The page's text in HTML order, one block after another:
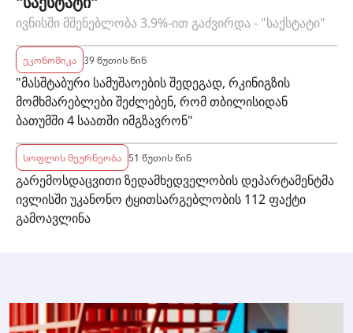
ივნისში მშენებლობა 3.9%-ით გაძვირდა - "საქსტატი"
ეკონომიკა 39 წუთის წინ
"მასშტაბური სამუშაოების შედეგად, რკინიგზის
მომხმარებლები შეძლებენ, რომ თბილისიდან
ბათუმში 4 საათში იმგზავრონ"
სოფლის მეურნეობა 51 წუთის წინ
გარემოსდაცვითი ზედამხედველობის დეპარტამენტმა
ივლისში უკანონო ტყითსარგებლობის 112 ფაქტი
გამოავლინა